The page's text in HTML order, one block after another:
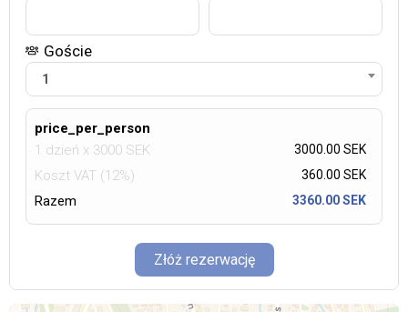
Goście
1
price_per_person
1 dzień x 3000 SEK 3000.00 SEK
Koszt VAT (12%) 360.00 SEK
Razem 3360.00 SEK
Złóż rezerwację